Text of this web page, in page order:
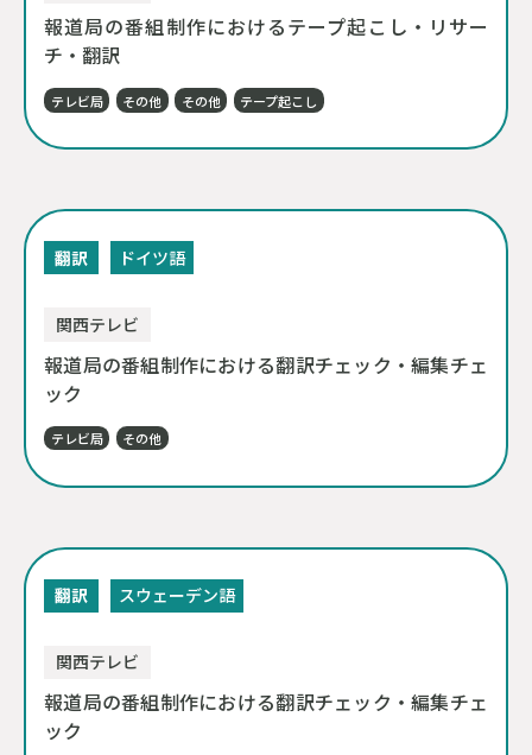
報道局の番組制作におけるテープ起こし・リサー
チ・翻訳
テレビ局 その他 その他 テープ起こし
翻訳 ドイツ語
関西テレビ
報道局の番組制作における翻訳チェック・編集チェ
ック
テレビ局 その他
翻訳 スウェーデン語
関西テレビ
報道局の番組制作における翻訳チェック・編集チェ
ック